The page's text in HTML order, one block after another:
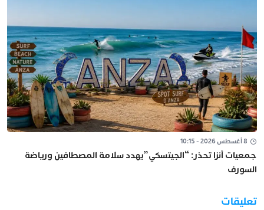
8 أغسطس 2026 - 10:15
جمعيات أنزا تحذر: “الجيتسكي”يهدد سلامة المصطافين ورياضة
السورف
تعليقات